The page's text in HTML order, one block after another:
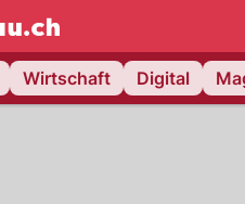
NAU.ch
Wirtschaft Digital